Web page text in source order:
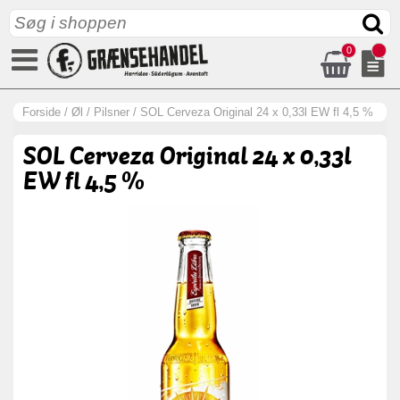
0
Forside / Øl / Pilsner / SOL Cerveza Original 24 x 0,33l EW fl 4,5 %
SOL Cerveza Original 24 x 0,33l
EW fl 4,5 %